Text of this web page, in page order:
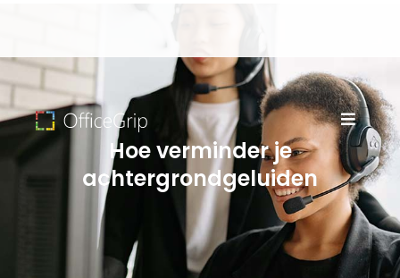
Hoe verminder je
achtergrondgeluiden